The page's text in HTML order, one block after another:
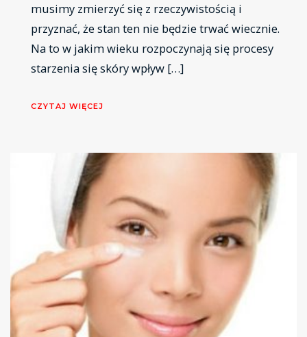
musimy zmierzyć się z rzeczywistością i
przyznać, że stan ten nie będzie trwać wiecznie.
Na to w jakim wieku rozpoczynają się procesy
starzenia się skóry wpływ […]
CZYTAJ WIĘCEJ